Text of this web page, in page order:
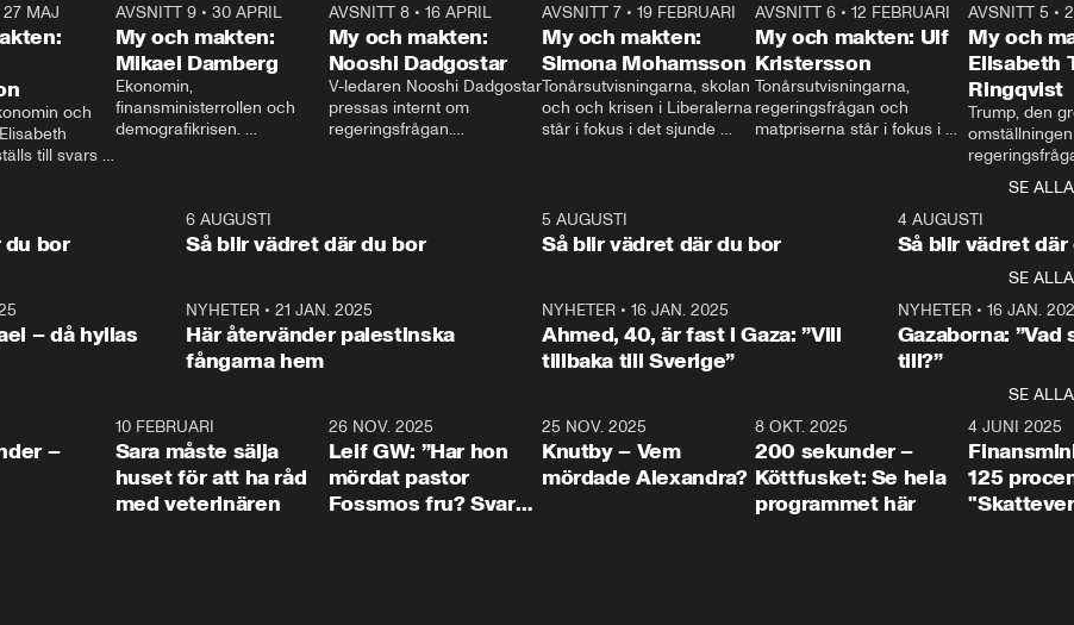
27 MAJ
och
till svars
AVSNITT 9• 30 APRIL
My och makten:
Mikael Damberg
Ekonomin,
finansministerrollen och
demografikrisen.
och Makten.
AVSNITT 8• 16 APRIL
My och makten:
Nooshi Dadgostar
V-ledaren Nooshi Dadgostar
pressas internt om
regeringsfrågan.
– Vi ställer upp i val. Ska vi
vara med så sitter vi förstås
24:30
AVSNITT 7• 19 FEBRUARI
My och makten:
Simona Mohamsson
Tonårsutvisningarna, skolan
och och krisen i Liberalerna
står i fokus i det sjunde
kommentator My
Rohwedder ställer
utbildnings- och
Mohamsson till svars.
27:30
AVSNITT 6 •12 FEBRUARI
My och makten: Ulf
Kristersson
Tonårsutvisningarna,
regeringsfrågan och
matpriserna står i fokus i
Rohwedder ställer
statsminister Ulf Kristersson
AVSNITT 5 •
My och
Elisabeth
Ringqvist
Trump, den
centrum i
avsnittet av
Makten”. Se
Aftonbladets
Rohwedder
Thand Ring
SE ALLA
1:06
du bor
6 AUGUSTI
Så blir vädret där du bor
5 AUGUSTI
Så blir vädret där du bor
4 AUGUSTI
Så blir vädret där
SE ALLA
– då hyllas
NYHETER •21 JAN. 2025
Här återvänder palestinska
fångarna hem
NYHETER• 16 JAN. 2025
Ahmed, 40, är fast i Gaza: ”Vill
tillbaka till Sverige”
NYHETER• 16 JAN.
Gazaborna:
till?”
SE ALLA
–
10 FEBRUARI
Sara måste sälja
huset för att ha råd
med veterinären
26 NOV. 2025
Leif GW: ”Har hon
mördat pastor
Fossmos fru? Svar
31:05
25 NOV. 2025
Knutby – Vem
mördade Alexandra?
4:29
8 OKT. 2025
200 sekunder –
Köttfusket: Se hela
programmet här
4 JUNI 2025
125